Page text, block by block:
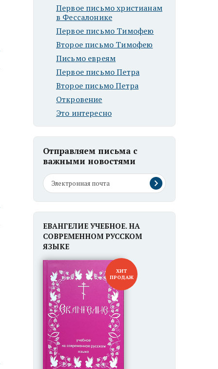
Первое письмо христианам
в Фессалонике
Первое письмо Тимофею
Второе письмо Тимофею
Письмо евреям
Первое письмо Петра
Второе письмо Петра
Откровение
Это интересно
Отправляем письма с
важными новостями
ЕВАНГЕЛИЕ УЧЕБНОЕ. НА
СОВРЕМЕННОМ РУССКОМ
ЯЗЫКЕ
ХИТ
ПРОДАЖ